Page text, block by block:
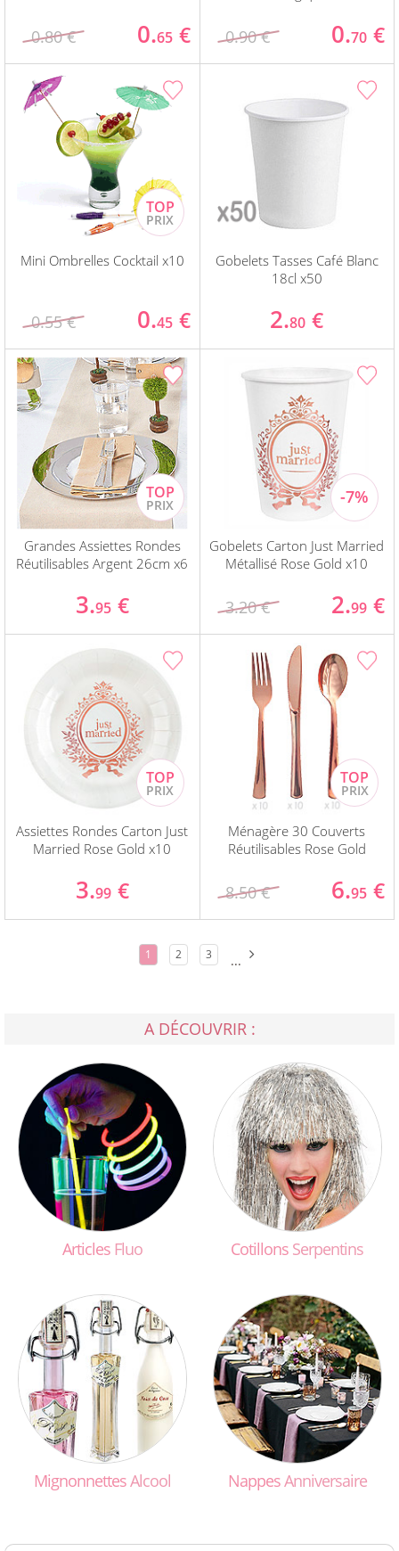
0.80 € 0.65 € 0.90 € 0.70 €
Mini Ombrelles Cocktail x10
0.55 € 0.45 €
Gobelets Tasses Café Blanc
18cl x50
2.80 €
Grandes Assiettes Rondes
Réutilisables Argent 26cm x6
3.95 €
Gobelets Carton Just Married
Métallisé Rose Gold x10
3.20 € 2.99 €
Assiettes Rondes Carton Just
Married Rose Gold x10
3.99 €
Ménagère 30 Couverts
Réutilisables Rose Gold
8.50 € 6.95 €
1 2 3 ...
A DÉCOUVRIR :
Articles Fluo Cotillons Serpentins
MignonnettesAlcool NappesAnniversaire